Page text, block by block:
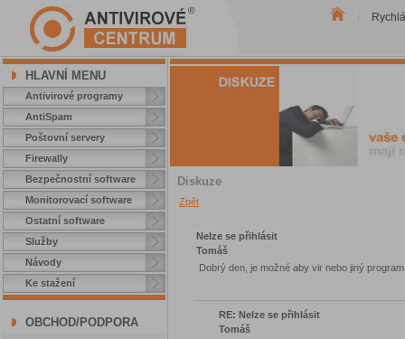
HLAVNÍ MENU
Antivirové programy
AntiSpam
Poštovní servery
Firewally
Bezpečnostní software
Monitorovací software
Ostatní software
Služby
Návody
Ke stažení
OBCHOD/PODPORA
Diskuze
Zpět
Nelze se přihlásit
Tomáš
Dobrý den, je možné aby vir nebo jiný
RE: Nelze se přihlásit
Tomáš